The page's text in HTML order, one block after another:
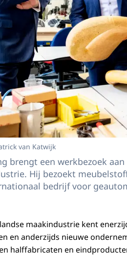
van Katwijk
brengt een werkbezoek
Hij bezoekt
bedrijf voor
maakindustrie kent
en anderzijds nieuwe
halffabricaten en